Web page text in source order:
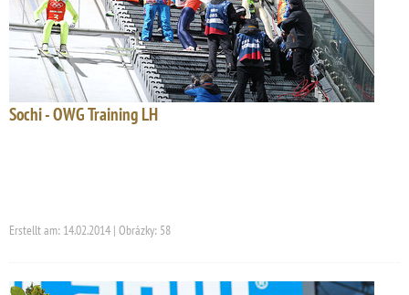
Sochi - OWG Training LH
Erstellt am: 14.02.2014 | Obrázky: 58